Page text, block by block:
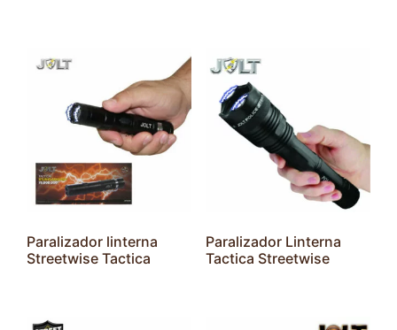
Paralizador linterna
Streetwise Tactica
Paralizador Linterna
Tactica Streetwise